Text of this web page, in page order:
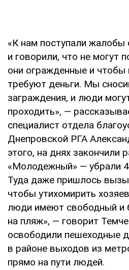
«К нам поступали
и говорили, что не могут
они огражденные и чтобы
требуют деньги. Мы
заграждения, и люди
проходить», —
специалист отдела
Днепровской РГА
этого, на днях закончили
«Молодежный» — убрали
Туда даже пришлось
чтобы утихомирить
люди имеют свободный и
на пляж», — говорит
освободили пешеходные
в районе выходов из
прямо на пути людей.